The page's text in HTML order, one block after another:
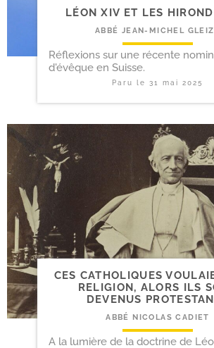
LÉON XIV ET LES
ABBÉ JEAN-MICHEL
Réflexions sur une récente
d'évêque en Suisse.
Paru le31 mai 2025
CES CATHOLIQUES
RELIGION, ALORS ILS
DEVENUS
ABBÉ NICOLAS CADIET
A la lumière de la doctrine de